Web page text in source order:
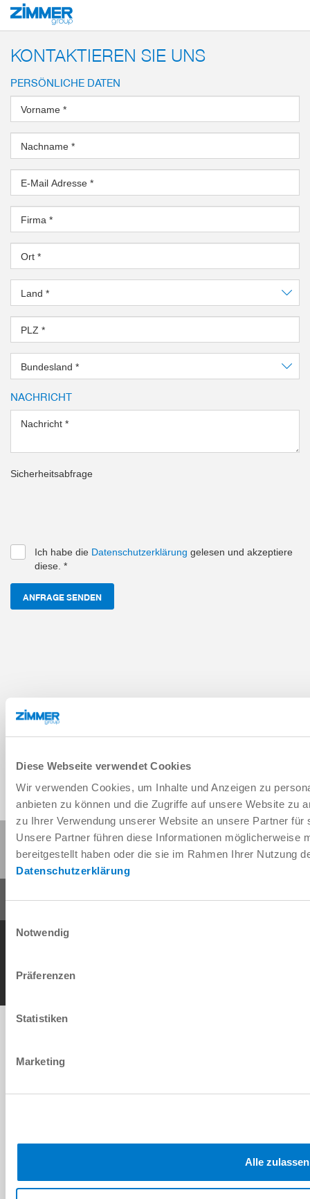
Diese Webseite verwendet Cookies
Wir verwenden Cookies, um Inhalte und Anzeigen zu
anbieten zu können und die Zugriffe auf unsere Website zu
zu Ihrer Verwendung unserer Website an unsere Partner
Unsere Partner führen diese Informationen möglicherweise
bereitgestellt haben oder die sie im Rahmen Ihrer Nutzung
Datenschutzerklärung
Einwilligungsauswahl
Notwendig
Präferenzen
Statistiken
Marketing
Alle zulassen
Start Produkte
KONTAKTIEREN SIE UNS
PERSÖNLICHE DATEN
Vorname *
Nachname *
E-Mail Adresse *
Firma *
Ort *
Land *
PLZ *
Bundesland *
NACHRICHT
Nachricht *
Sicherheitsabfrage
Ich habe die Datenschutzerklärung gelesen und akzeptiere
diese. *
ANFRAGE SENDEN
Diese Seite teilen: